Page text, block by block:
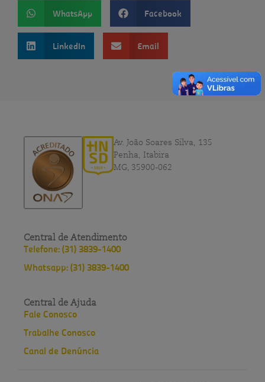
WhatsApp Facebook
LinkedIn Email
Av. João Soares Silva, 135
Penha, Itabira
MG, 35900-062
Central de Atendimento
Telefone: (31) 3839-1400
Whatsapp: (31) 3839-1400
Central de Ajuda
Fale Conosco
Trabalhe Conosco
Canal de Denúncia